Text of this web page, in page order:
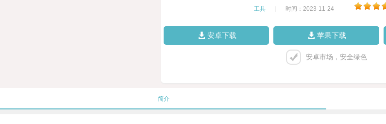
工具 时间：2023-11-24
安卓下载 苹果下载
安卓市场，安全绿色
简介